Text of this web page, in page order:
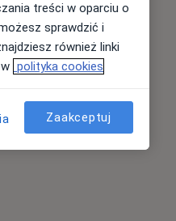
treści w oparciu o
sprawdzić i
również linki
polityka cookies
Zaakceptuj